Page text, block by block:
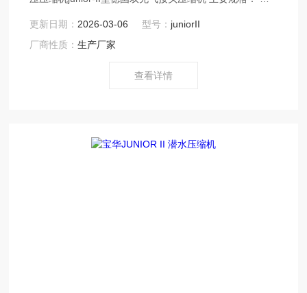
率：2.2 kw 过滤系统：TRIPLEX P21 压力：225 bar 或
330bar 尺寸：66×36×42 (cm) 净重：46kg
更新日期： 2026-03-06 型号： juniorII
厂商性质：生产厂家
查看详情